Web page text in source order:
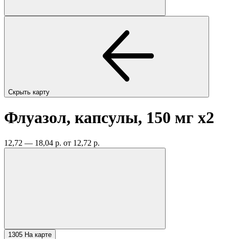
Скрыть карту
Флуазол, капсулы, 150 мг x2
12,72 — 18,04 р. от 12,72 р.
1305 На карте